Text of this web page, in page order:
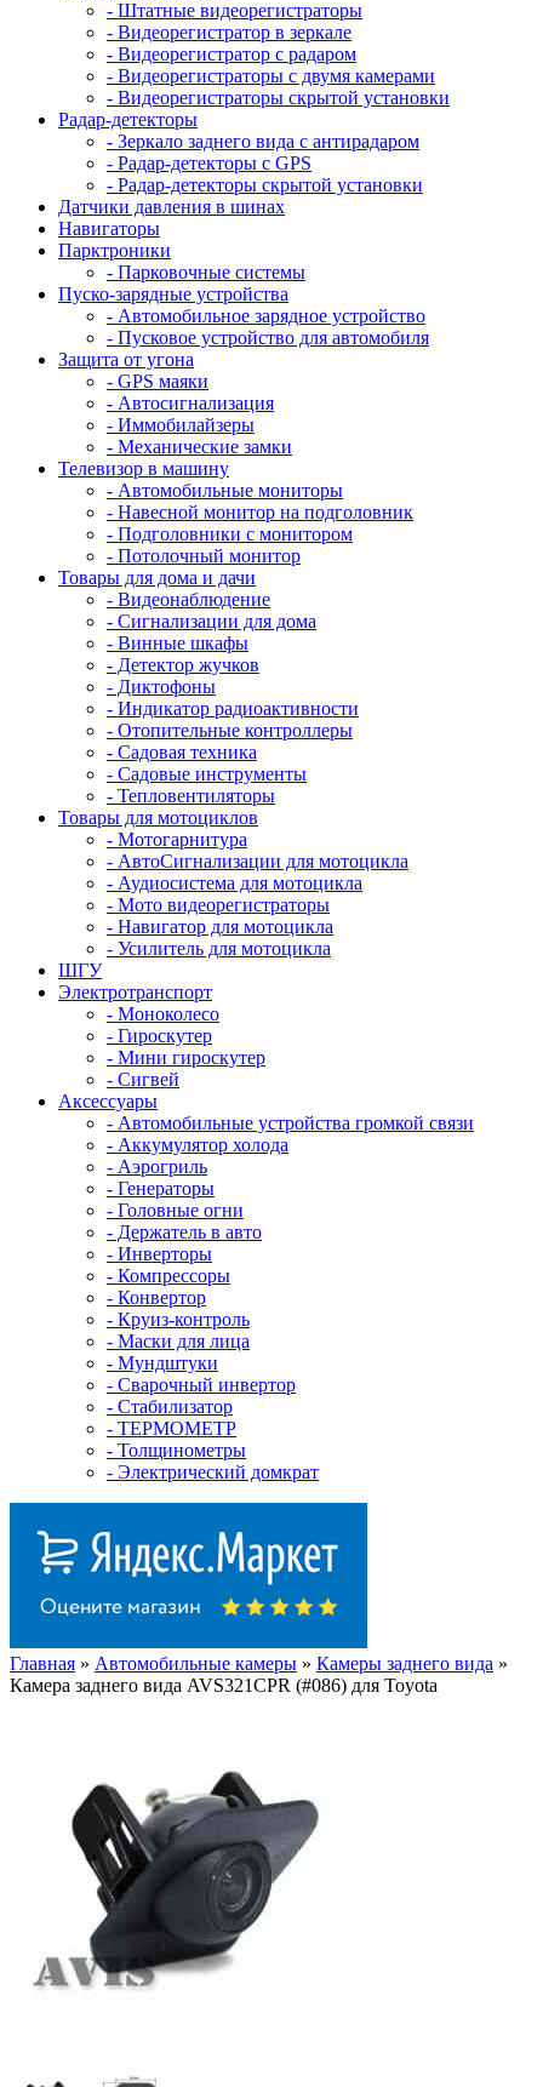
- Штатные видеорегистраторы
- Видеорегистратор в зеркале
- Видеорегистратор с радаром
- Видеорегистраторы с двумя камерами
- Видеорегистраторы скрытой установки
Радар-детекторы
- Зеркало заднего вида с антирадаром
- Радар-детекторы с GPS
- Радар-детекторы скрытой установки
Датчики давления в шинах
Навигаторы
Парктроники
- Парковочные системы
Пуско-зарядные устройства
- Автомобильное зарядное устройство
- Пусковое устройство для автомобиля
Защита от угона
- GPS маяки
- Автосигнализация
- Иммобилайзеры
- Механические замки
Телевизор в машину
- Автомобильные мониторы
- Навесной монитор на подголовник
- Подголовники с монитором
- Потолочный монитор
Товары для дома и дачи
- Видеонаблюдение
- Сигнализации для дома
- Винные шкафы
- Детектор жучков
- Диктофоны
- Индикатор радиоактивности
- Отопительные контроллеры
- Садовая техника
- Садовые инструменты
- Тепловентиляторы
Товары для мотоциклов
- Mотогарнитура
- АвтоСигнализации для мотоцикла
- Аудиосистема для мотоцикла
- Мото видеорегистраторы
- Навигатор для мотоцикла
- Усилитель для мотоцикла
ШГУ
Электротранспорт
- Mоноколесо
- Гироскутер
- Мини гироскутер
- Сигвей
Аксессуары
- Автомобильные устройства громкой связи
- Аккумулятор холода
- Аэрогриль
- Генераторы
- Головные огни
- Держатель в авто
- Инверторы
- Компрессоры
- Конвертор
- Круиз-контроль
- Маски для лица
- Мундштуки
- Сварочный инвертор
- Стабилизатор
- ТЕРМОМЕТР
- Толщинометры
- Электрический домкрат
Главная » Автомобильные камеры » Камеры заднего вида »
Камера заднего вида AVS321CPR (#086) для Toyota